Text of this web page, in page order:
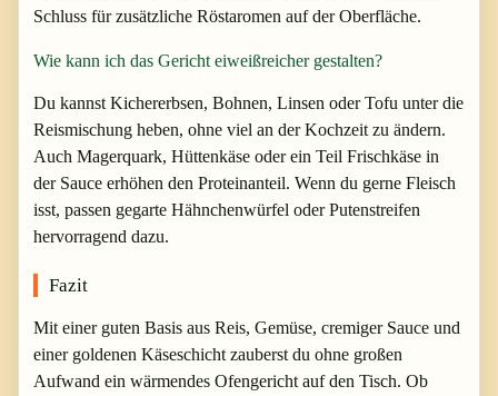
Schluss für zusätzliche Röstaromen auf der Oberfläche.
Wie kann ich das Gericht eiweißreicher gestalten?
Du kannst Kichererbsen, Bohnen, Linsen oder Tofu unter die
Reismischung heben, ohne viel an der Kochzeit zu ändern.
Auch Magerquark, Hüttenkäse oder ein Teil Frischkäse in
der Sauce erhöhen den Proteinanteil. Wenn du gerne Fleisch
isst, passen gegarte Hähnchenwürfel oder Putenstreifen
hervorragend dazu.
Fazit
Mit einer guten Basis aus Reis, Gemüse, cremiger Sauce und
einer goldenen Käseschicht zauberst du ohne großen
Aufwand ein wärmendes Ofengericht auf den Tisch. Ob